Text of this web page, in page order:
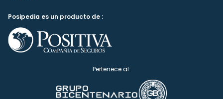
Posipedia es un producto de :
Pertenece al: